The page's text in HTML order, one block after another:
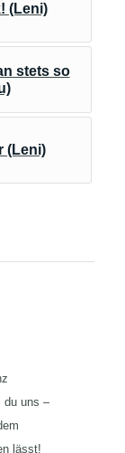
(Leni)
stets so
(Leni)
du uns –
lässt!